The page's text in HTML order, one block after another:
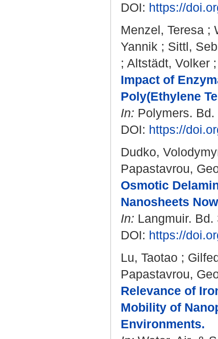
DOI: https://
Menzel, Teresa ;
Yannik ; Sittl,
; Altstädt, Volker
Impact of
Poly(Ethylene
In: Polymers.
DOI: https://
Dudko,
Papastavrou,
Osmotic
Nanosheets
In: Langmuir.
DOI: https://
Lu, Taotao ;
Papastavrou,
Relevance of
Mobility of
Environments.